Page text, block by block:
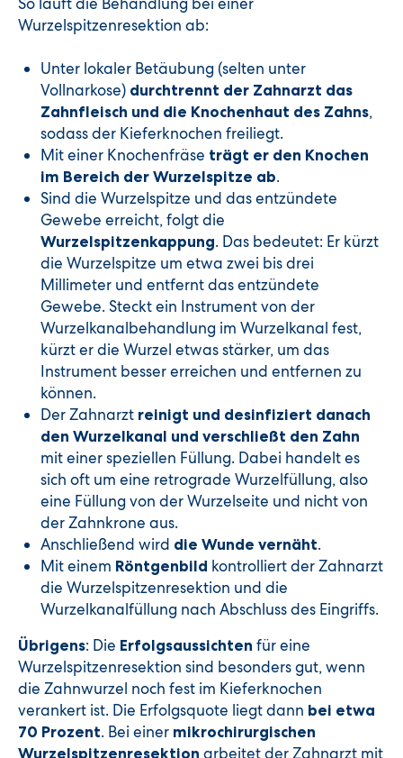
Wurzelspitzenresektion ab:
Unter lokaler Betäubung (selten unter
Vollnarkose) durchtrennt der Zahnarzt das
Zahnfleisch und die Knochenhaut des Zahns,
sodass der Kieferknochen freiliegt.
Mit einer Knochenfräse trägt er den Knochen
im Bereich der Wurzelspitze ab.
Sind die Wurzelspitze und das entzündete
Gewebe erreicht, folgt die
Wurzelspitzenkappung. Das bedeutet: Er kürzt
die Wurzelspitze um etwa zwei bis drei
Millimeter und entfernt das entzündete
Gewebe. Steckt ein Instrument von der
Wurzelkanalbehandlung im Wurzelkanal fest,
kürzt er die Wurzel etwas stärker, um das
Instrument besser erreichen und entfernen zu
können.
Der Zahnarzt reinigt und desinfiziert danach
den Wurzelkanal und verschließt den Zahn
mit einer speziellen Füllung. Dabei handelt es
sich oft um eine retrograde Wurzelfüllung, also
eine Füllung von der Wurzelseite und nicht von
der Zahnkrone aus.
Anschließend wird die Wunde vernäht.
Mit einem Röntgenbild kontrolliert der Zahnarzt
die Wurzelspitzenresektion und die
Wurzelkanalfüllung nach Abschluss des Eingriffs.
Übrigens: Die Erfolgsaussichten für eine
Wurzelspitzenresektion sind besonders gut, wenn
die Zahnwurzel noch fest im Kieferknochen
verankert ist. Die Erfolgsquote liegt dann bei etwa
70 Prozent. Bei einer mikrochirurgischen
Wurzelspitzenresektion arbeitet der Zahnarzt mit